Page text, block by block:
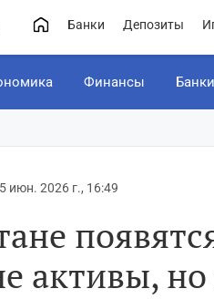
Банки Депозиты
Финансы Банки
июн. 2026 г., 16:49
активы, но